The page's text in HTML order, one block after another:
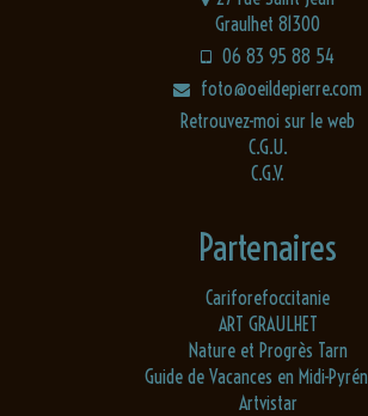
Graulhet 81300
06 83 95 88 54
foto@oeildepierre.com
Retrouvez-moi sur le web
C.G.U.
C.G.V.
Partenaires
Cariforefoccitanie
ART GRAULHET
Nature et Progrès Tarn
Guide de Vacances en Midi-
Artvistar